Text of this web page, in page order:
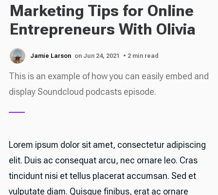
Marketing Tips for Online
Entrepreneurs With Olivia
Jamie Larson on Jun 24, 2021 • 2 min read
This is an example of how you can easily embed and
display Soundcloud podcasts episode.
Lorem ipsum dolor sit amet, consectetur adipiscing
elit. Duis ac consequat arcu, nec ornare leo. Cras
tincidunt nisi et tellus placerat accumsan. Sed et
vulputate diam. Quisque finibus, erat ac ornare